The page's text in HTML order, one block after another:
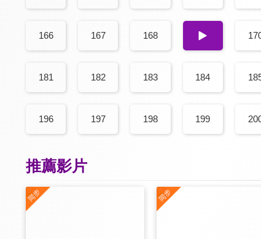
166 167 168 169
181 182 183 184
196 197 198 199
推薦影片